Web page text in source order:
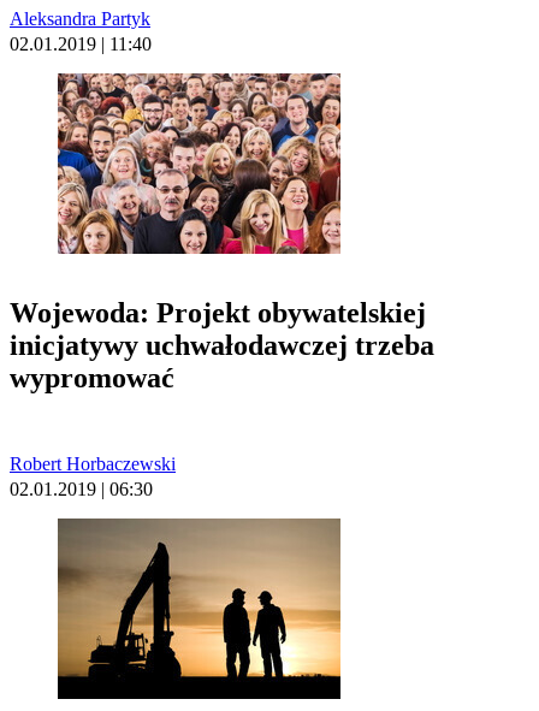
Aleksandra Partyk
02.01.2019 | 11:40
Wojewoda: Projekt obywatelskiej
inicjatywy uchwałodawczej trzeba
wypromować
Robert Horbaczewski
02.01.2019 | 06:30